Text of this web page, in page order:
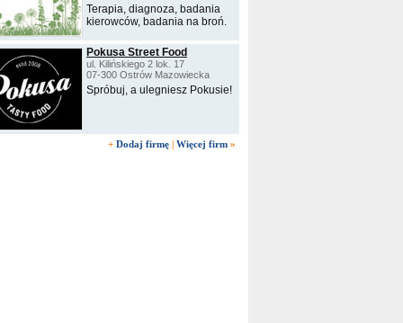
Terapia, diagnoza, badania
kierowców, badania na broń.
Pokusa Street Food
ul. Kilińskiego 2 lok. 17
07-300 Ostrów Mazowiecka
Spróbuj, a ulegniesz Pokusie!
+ Dodaj firmę | Więcej firm »